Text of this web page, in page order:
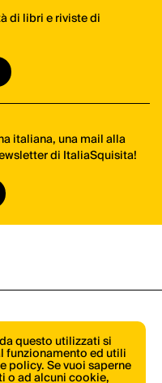
di libri e riviste di
italiana, una mail alla
di ItaliaSquisita!
questo utilizzati si
funzionamento ed utili
Se vuoi saperne
o ad alcuni cookie,